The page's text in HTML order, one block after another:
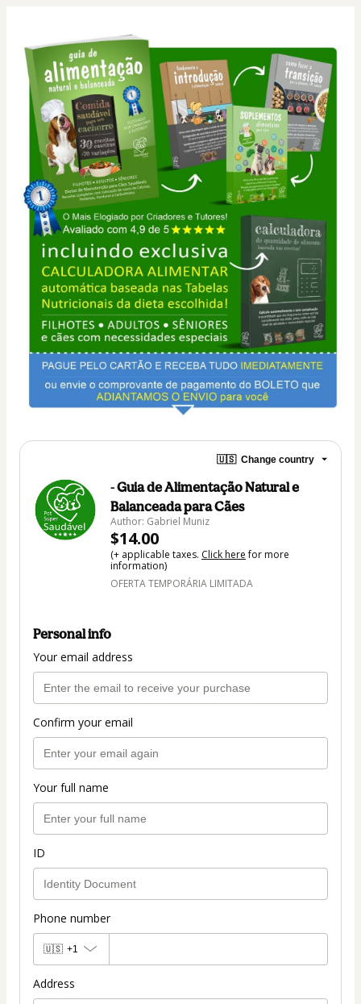
🇺🇸 Change country
- Guia de Alimentação Natural e
Balanceada para Cães
Author: Gabriel Muniz
$14.00
(+ applicable taxes. Click herefor more
information)
OFERTA TEMPORÁRIA LIMITADA
Personal info
Your email address
Confirm your email
Your full name
ID
Phone number
🇺🇸 +1
Address